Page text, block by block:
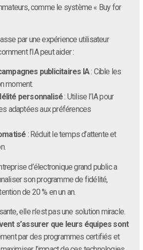
comme le système « Buy for
par une expérience utilisateur
l’IA peut aider :
publicitaires IA: Cible les
moment.
personnalisé: Utilise l’IA pour
adaptées aux préférences
: Réduit le temps d’attente et
d’électronique grand public a
son programme de fidélité,
de 20 % en un an.
elle n’est pas une solution miracle.
s’assurer que leurs équipes sont
par des programmes certifiés et